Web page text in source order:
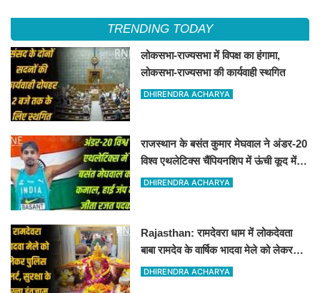
TRENDING TODAY
लोकसभा-राज्यसभा में विपक्ष का हंगामा,
लोकसभा-राज्यसभा की कार्यवाही स्थगित
DHIRENDRA ACHARYA
राजस्थान के बसंत कुमार मेघवाल ने अंडर-20
विश्व एथलेटिक्स चैंपियनशिप में ऊंची कूद में
जीता रजत पदक
DHIRENDRA ACHARYA
Rajasthan: रामदेवरा धाम में लोकदेवता
बाबा रामदेव के वार्षिक भादवा मेले को लेकर
तैयारियां पूरी
DHIRENDRA ACHARYA